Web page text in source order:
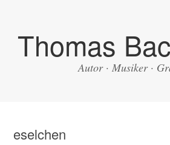
Thomas
Autor · Musiker ·
eselchen